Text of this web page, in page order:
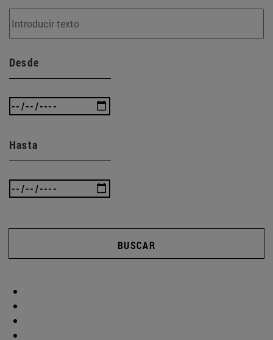
Desde
Hasta
BUSCAR